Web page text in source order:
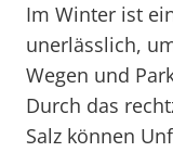
Im Winter ist
unerlässlich,
Wegen und
Durch das
Salz können